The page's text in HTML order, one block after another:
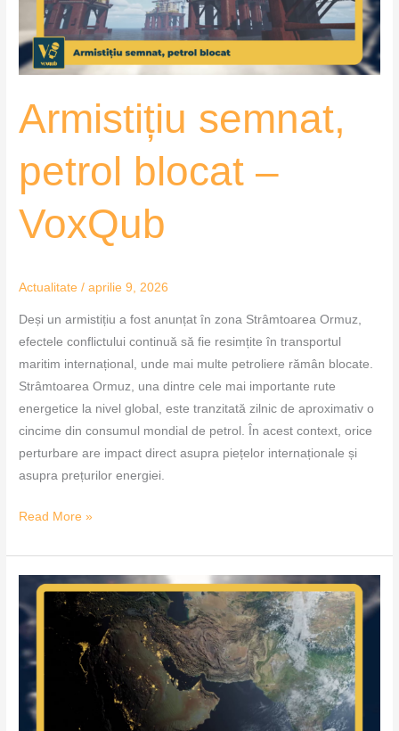
Armistițiu semnat,
petrol blocat –
VoxQub
Actualitate /aprilie 9, 2026
Deși un armistițiu a fost anunțat în zona Strâmtoarea Ormuz,
efectele conflictului continuă să fie resimțite în transportul
maritim internațional, unde mai multe petroliere rămân blocate.
Strâmtoarea Ormuz, una dintre cele mai importante rute
energetice la nivel global, este tranzitată zilnic de aproximativ o
cincime din consumul mondial de petrol. În acest context, orice
perturbare are impact direct asupra piețelor internaționale și
asupra prețurilor energiei.
Read More »
Armistițiu
fragil
în
Ormuz,
se
ieftinește